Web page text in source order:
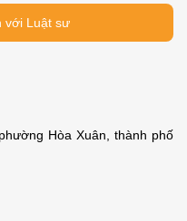
với Luật sư
Hòa Xuân, thành phố